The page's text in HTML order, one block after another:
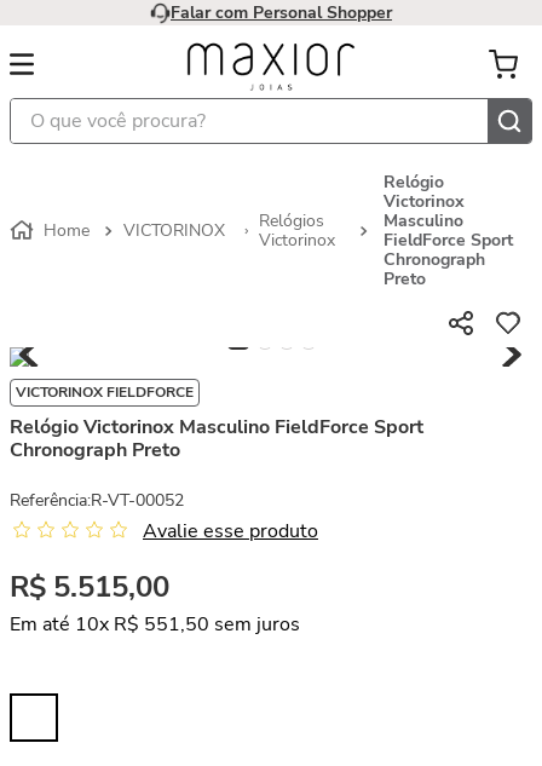
Falar com Personal Shopper
O que você procura?
VICTORINOX
Relógios
Victorinox
Relógio
Victorinox
Masculino
FieldForce Sport
Chronograph
Preto
VICTORINOX FIELDFORCE
Relógio Victorinox Masculino FieldForce Sport
Chronograph Preto
Referência:R-VT-00052
Avalie esse produto
R$ 5.515,00
Em até 10x R$ 551,50 sem juros